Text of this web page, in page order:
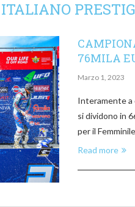
ITALIANO
76MILA
Marzo 1, 2023
Interamente a
si dividono in
per il
Read more